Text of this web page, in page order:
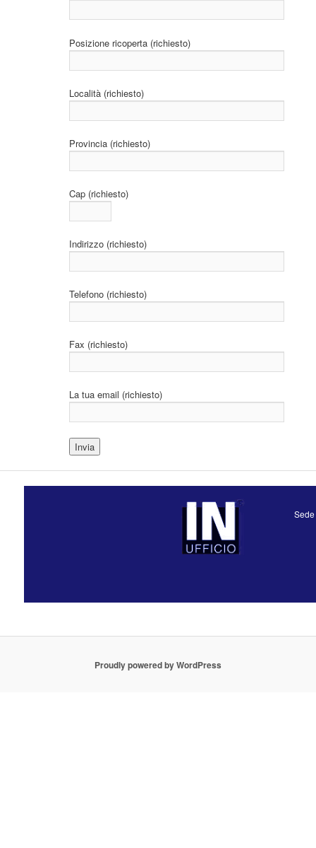
Posizione ricoperta (richiesto)
Località (richiesto)
Provincia (richiesto)
Cap (richiesto)
Indirizzo (richiesto)
Telefono (richiesto)
Fax (richiesto)
La tua email (richiesto)
Proudly powered by WordPress